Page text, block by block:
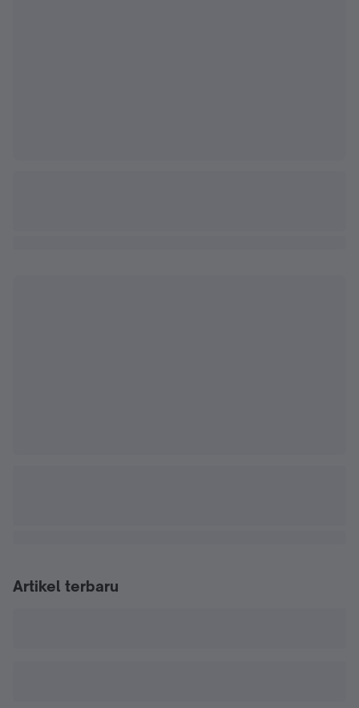
Artikel terbaru